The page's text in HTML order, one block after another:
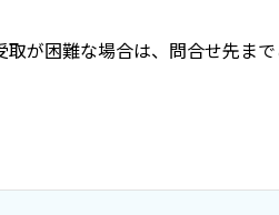
が困難な場合は、問合せ先ま